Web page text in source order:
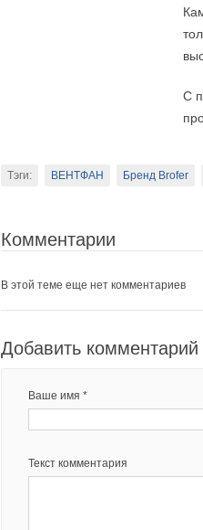
С
Тэги: ВЕНТФАН Бренд Brofer
Комментарии
В этой теме еще нет комментариев
Добавить комментарий
Ваше имя *
Текст комментария